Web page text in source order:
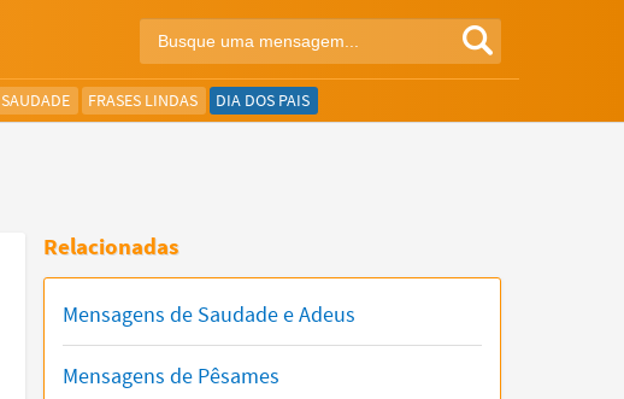
SAUDADE FRASES LINDAS DIA DOS PAIS
Relacionadas
Mensagens de Saudade e Adeus
Mensagens de Pêsames